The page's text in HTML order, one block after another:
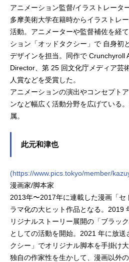
アニメーション監督/イラストレータ
多摩美術大学在籍時からイラストレ
活動。アニメーターや監督補佐を経
ション「オッドタクシー」で 自身初
デザインを担当。同作で Crunchyroll
Director、第 25 回文化庁メディア芸
人賞などを受賞した。
アニメーションの演出やコンセプト
ンなど幅広く活動分野を広げている
属。
此元和津也
(https://www.pics.tokyo/member/
漫画家/脚本家
2013年〜2017年に連載した漫画「セ
ラマ化の大ヒット作品となる。2019
リジナルストーリー展開の「ブラッ
としての活動を開始。2021 年に放送
クシー」でオリジナル脚本を手掛け
独自の作家性を生かして、漫画以外